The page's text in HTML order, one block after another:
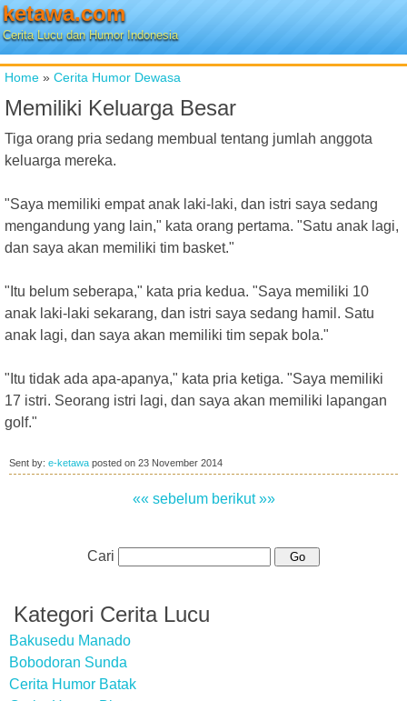
ketawa.com
Cerita Lucu dan Humor Indonesia
Home » Cerita Humor Dewasa
Memiliki Keluarga Besar
Tiga orang pria sedang membual tentang jumlah anggota
keluarga mereka.
"Saya memiliki empat anak laki-laki, dan istri saya sedang
mengandung yang lain," kata orang pertama. "Satu anak lagi,
dan saya akan memiliki tim basket."
"Itu belum seberapa," kata pria kedua. "Saya memiliki 10
anak laki-laki sekarang, dan istri saya sedang hamil. Satu
anak lagi, dan saya akan memiliki tim sepak bola."
"Itu tidak ada apa-apanya," kata pria ketiga. "Saya memiliki
17 istri. Seorang istri lagi, dan saya akan memiliki lapangan
golf."
Sent by: e-ketawa posted on 23 November 2014
«« sebelum berikut »»
Cari
Kategori Cerita Lucu
Bakusedu Manado
Bobodoran Sunda
Cerita Humor Batak